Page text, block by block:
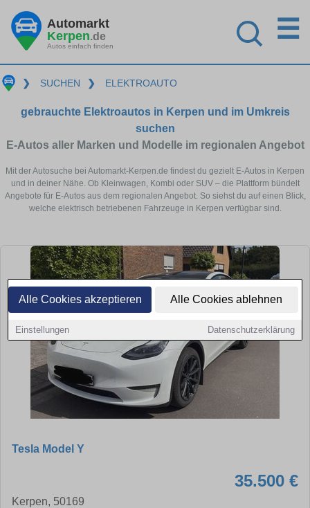
Alle Cookies akzeptieren Alle Cookies ablehnen
Einstellungen Datenschutzerklärung
Automarkt
Kerpen.de
Autos einfach finden
☰
❯ SUCHEN ❯ ELEKTROAUTO
gebrauchte Elektroautos in Kerpen und im Umkreis
suchen
E-Autos aller Marken und Modelle im regionalen Angebot
Mit der Autosuche bei Automarkt-Kerpen.de findest du gezielt E-Autos in Kerpen
und in deiner Nähe. Ob Kleinwagen, Kombi oder SUV – die Plattform bündelt
Angebote für E-Autos aus dem regionalen Angebot. So siehst du auf einen Blick,
welche elektrisch betriebenen Fahrzeuge in Kerpen verfügbar sind.
Tesla Model Y
35.500 €
Kerpen, 50169